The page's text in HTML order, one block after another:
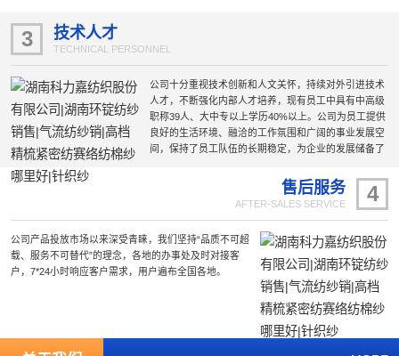
技术和设备，为生产的稳定性和产品质量的可靠性提供
了保障。
3 技术人才
TECHNICAL PERSONNEL
公司十分重视技术创新和人文关怀，持续对外引进技术
人才，不断强化内部人才培养，现有员工中具有中高级
职称39人、大中专以上学历40%以上。公司为员工提供
良好的生活环境、融洽的工作氛围和广阔的事业发展空
间，保持了员工队伍的长期稳定，为企业的发展储备了
4
售后服务
AFTER-SALES SERVICE
公司产品投放市场以来深受青睐，我们坚持“品质不可超
载、服务不可替代”的理念，各地的办事处及时对接客
户，7*24小时响应客户需求，用户遍布全国各地。